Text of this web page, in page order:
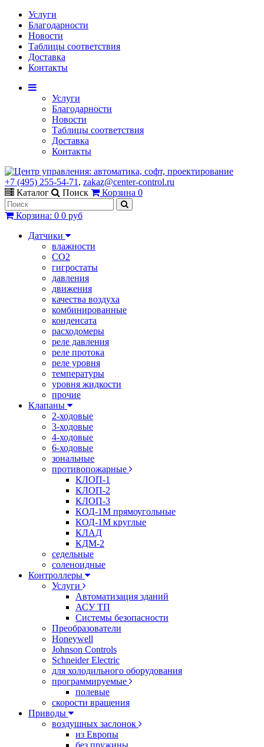
Услуги
Благодарности
Новости
Таблицы соответствия
Доставка
Контакты
Услуги
Благодарности
Новости
Таблицы соответствия
Доставка
Контакты
+7 (495) 255-54-71 , zakaz@center-control.ru
Каталог
Поиск Корзина 0
Корзина: 0 0 руб
Датчики
влажности
CO2
гигростаты
давления
движения
качества воздуха
комбинированные
конденсата
расходомеры
реле давления
реле протока
реле уровня
температуры
уровня жидкости
прочие
Клапаны
2-ходовые
3-ходовые
4-ходовые
6-ходовые
зональные
противопожарные
КЛОП-1
КЛОП-2
КЛОП-3
КОД-1М прямоугольные
КОД-1М круглые
КЛАД
КДМ-2
седельные
соленоидные
Контроллеры
Услуги
Автоматизация зданий
АСУ ТП
Системы безопасности
Преобразователи
Honeywell
Johnson Controls
Schneider Electric
для холодильного оборудования
программируемые
полевые
скорости вращения
Приводы
воздушных заслонок
из Европы
без пружины